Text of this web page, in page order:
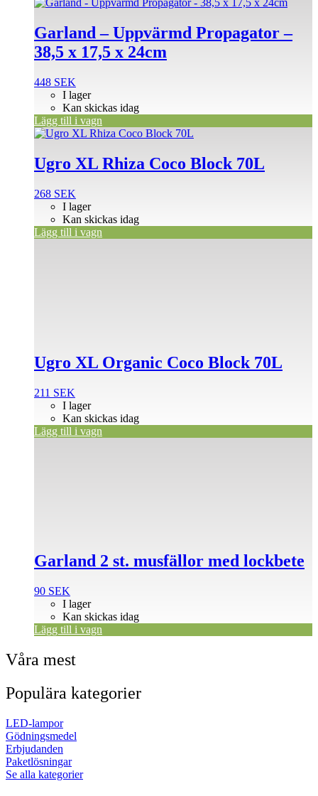
Garland – Uppvärmd Propagator –
38,5 x 17,5 x 24cm
448 SEK
I lager
Kan skickas idag
Lägg till i vagn
Ugro XL Rhiza Coco Block 70L
268 SEK
I lager
Kan skickas idag
Lägg till i vagn
Ugro XL Organic Coco Block 70L
211 SEK
I lager
Kan skickas idag
Lägg till i vagn
Garland 2 st. musfällor med lockbete
90 SEK
I lager
Kan skickas idag
Lägg till i vagn
Våra mest
Populära kategorier
LED-lampor
Gödningsmedel
Erbjudanden
Paketlösningar
Se alla kategorier